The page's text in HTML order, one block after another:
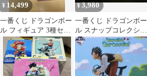
¥ 14,499
一番くじ ドラゴンボー
ル フィギュア 3種セッ
ト オレンジピッコロ 孫
悟飯
¥3,980
一番くじ ドラゴンボー
ル スナップコレクショ
ン２ フィギュア B賞